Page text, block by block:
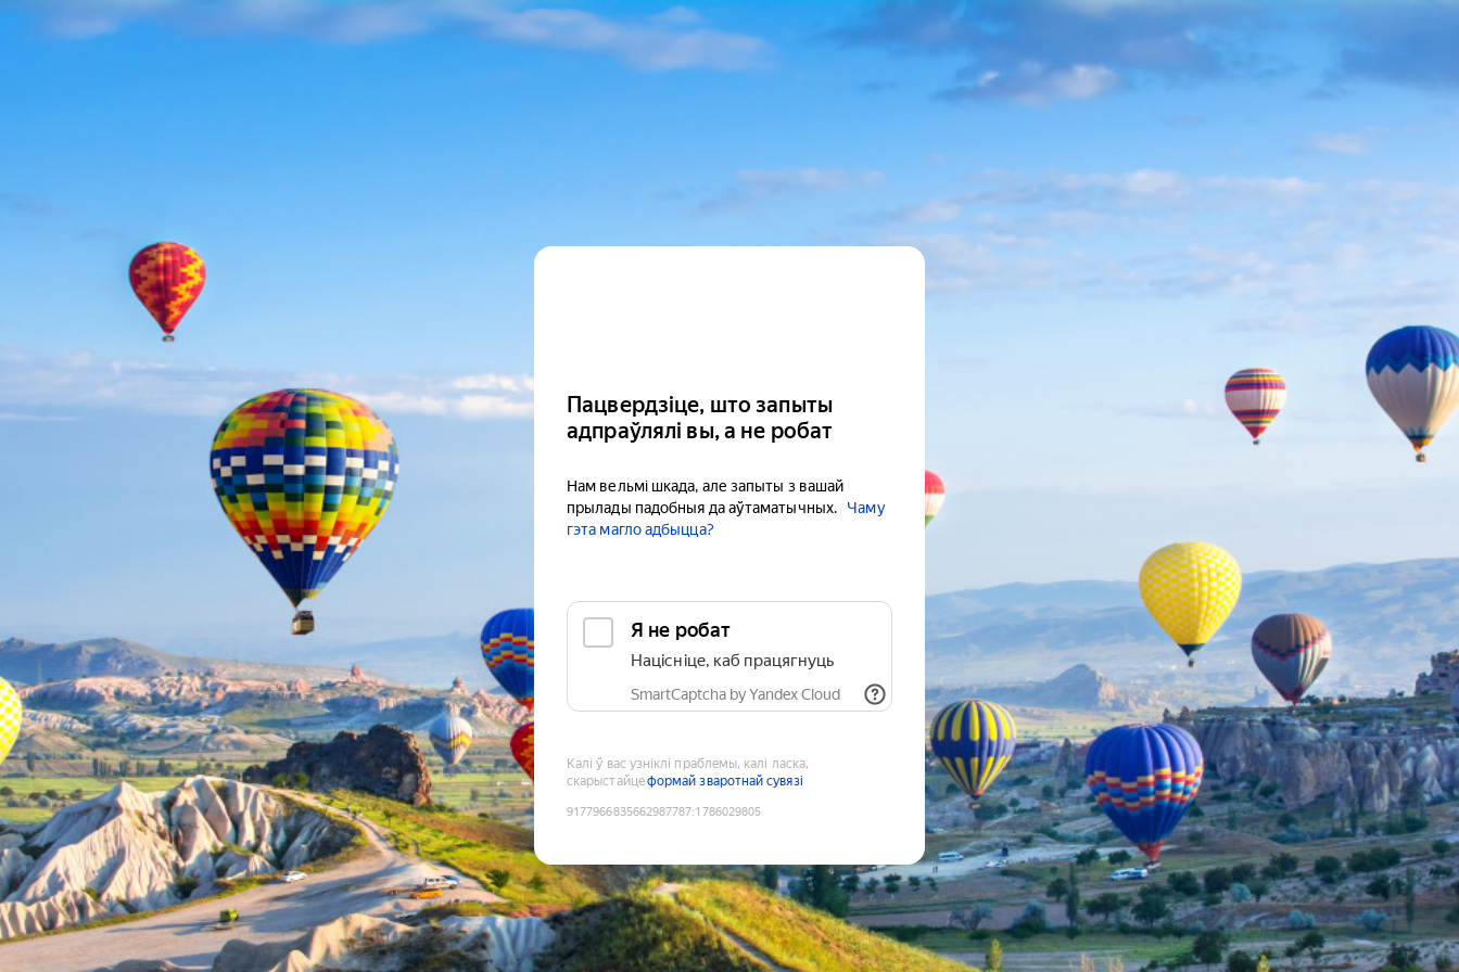
Пацвердзіце, што запыты
адпраўлялі вы, а не робат
Нам вельмі шкада, але запыты з вашай
прылады падобныя да аўтаматычных.
Чаму
гэта магло адбыцца?
Я не робат
Націсніце, каб працягнуць
SmartCaptcha by Yandex Cloud
Калі ў вас узніклі праблемы, калі ласка,
скарыстайцеформай зваротнай сувязі
9177966835662987787:1786029805